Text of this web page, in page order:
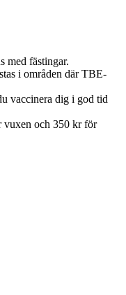
med fästingar.
i områden där TBE-
vaccinera dig i god tid
och 350 kr för